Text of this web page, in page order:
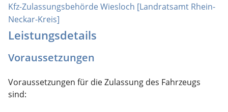
Kfz-Zulassungsbehörde Wiesloch [Landratsamt Rhein-
Neckar-Kreis]
Leistungsdetails
Voraussetzungen
Voraussetzungen für die Zulassung des Fahrzeugs
sind: